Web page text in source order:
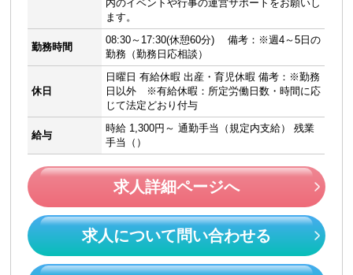
内のイベントや行事の運営サポートをお願いし
ます。
勤務時間
08:30～17:30(休憩60分) 備考：※週4～5日の
勤務（勤務日応相談）
休日
日曜日 有給休暇 出産・育児休暇 備考：※勤務
日以外 ※有給休暇：所定労働日数・時間に応
じて法定どおり付与
給与
時給 1,300円～ 通勤手当（規定内支給） 残業
手当（）
求人詳細ページへ
求人について問い合わせる